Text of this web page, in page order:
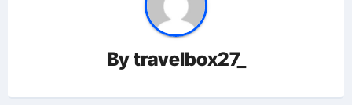
Bytravelbox27_